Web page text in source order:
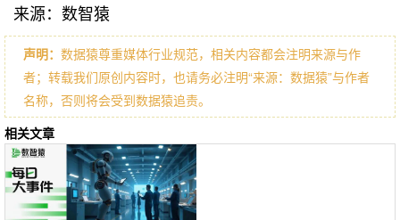
来源：数智猿
声明： 数据猿尊重媒体行业规范，相关内容都会注明来源与作
者；转载我们原创内容时，也请务必注明“来源：数据猿”与作者
名称，否则将会受到数据猿追责。
相关文章